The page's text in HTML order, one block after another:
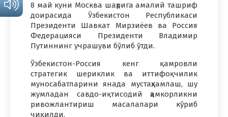
8 май куни Москва шаҳрига амалий ташриф
доирасида Ўзбекистон Республикаси
Президенти Шавкат Мирзиёев ва Россия
Федерацияси Президенти Владимир
Путиннинг учрашуви бўлиб ўтди.
Ўзбекистон-Россия кенг қамровли
стратегик шериклик ва иттифоқчилик
муносабатларини янада мустаҳкамлаш, шу
жумладан савдо-иқтисодий ҳамкорликни
ривожлантириш масалалари кўриб
чиқилди.